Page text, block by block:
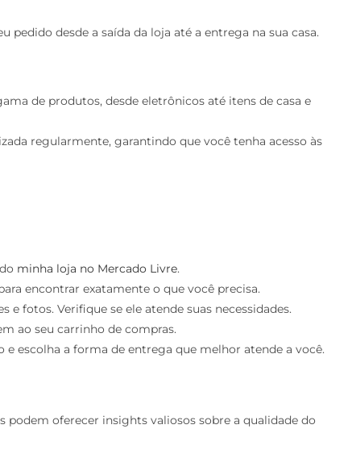
pedido desde a saída da loja até a entrega na sua casa.
de produtos, desde eletrônicos até itens de casa e
regularmente, garantindo que você tenha acesso às
minha loja no Mercado Livre.
encontrar exatamente o que você precisa.
e fotos. Verifique se ele atende suas necessidades.
ao seu carrinho de compras.
e escolha a forma de entrega que melhor atende a você.
podem oferecer insights valiosos sobre a qualidade do